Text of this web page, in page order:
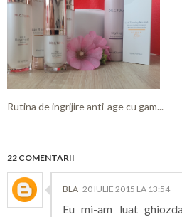
Rutina de ingrijire anti-age cu gam...
22 COMENTARII
BLA 20 IULIE 2015 LA 13:54
Eu mi-am luat